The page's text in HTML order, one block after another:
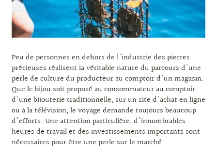
Peu de personnes en dehors de l'industrie des pierres
précieuses réalisent la véritable nature du parcours d'une
perle de culture du producteur au comptoir d'un magasin.
Que le bijou soit proposé au consommateur au comptoir
d'une bijouterie traditionnelle, sur un site d'achat en ligne
ou à la télévision, le voyage demande toujours beaucoup
d'efforts. Une attention particulière, d'innombrables
heures de travail et des investissements importants sont
nécessaires pour être une perle sur le marché.